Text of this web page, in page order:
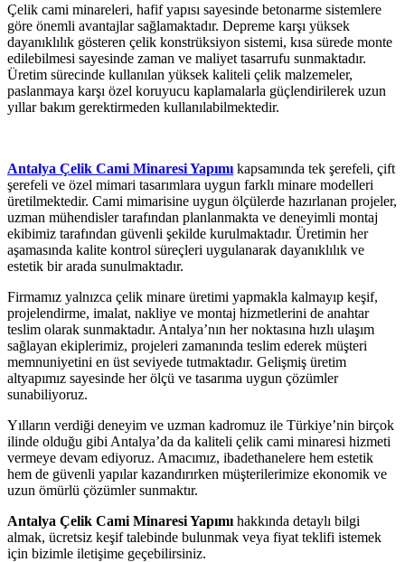
Çelik cami minareleri, hafif yapısı sayesinde betonarme sistemlere
göre önemli avantajlar sağlamaktadır. Depreme karşı yüksek
dayanıklılık gösteren çelik konstrüksiyon sistemi, kısa sürede monte
edilebilmesi sayesinde zaman ve maliyet tasarrufu sunmaktadır.
Üretim sürecinde kullanılan yüksek kaliteli çelik malzemeler,
paslanmaya karşı özel koruyucu kaplamalarla güçlendirilerek uzun
yıllar bakım gerektirmeden kullanılabilmektedir.
Antalya Çelik Cami Minaresi Yapımı kapsamında tek şerefeli, çift
şerefeli ve özel mimari tasarımlara uygun farklı minare modelleri
üretilmektedir. Cami mimarisine uygun ölçülerde hazırlanan projeler,
uzman mühendisler tarafından planlanmakta ve deneyimli montaj
ekibimiz tarafından güvenli şekilde kurulmaktadır. Üretimin her
aşamasında kalite kontrol süreçleri uygulanarak dayanıklılık ve
estetik bir arada sunulmaktadır.
Firmamız yalnızca çelik minare üretimi yapmakla kalmayıp keşif,
projelendirme, imalat, nakliye ve montaj hizmetlerini de anahtar
teslim olarak sunmaktadır. Antalya’nın her noktasına hızlı ulaşım
sağlayan ekiplerimiz, projeleri zamanında teslim ederek müşteri
memnuniyetini en üst seviyede tutmaktadır. Gelişmiş üretim
altyapımız sayesinde her ölçü ve tasarıma uygun çözümler
sunabiliyoruz.
Yılların verdiği deneyim ve uzman kadromuz ile Türkiye’nin birçok
ilinde olduğu gibi Antalya’da da kaliteli çelik cami minaresi hizmeti
vermeye devam ediyoruz. Amacımız, ibadethanelere hem estetik
hem de güvenli yapılar kazandırırken müşterilerimize ekonomik ve
uzun ömürlü çözümler sunmaktır.
Antalya Çelik Cami Minaresi Yapımı hakkında detaylı bilgi
almak, ücretsiz keşif talebinde bulunmak veya fiyat teklifi istemek
için bizimle iletişime geçebilirsiniz.